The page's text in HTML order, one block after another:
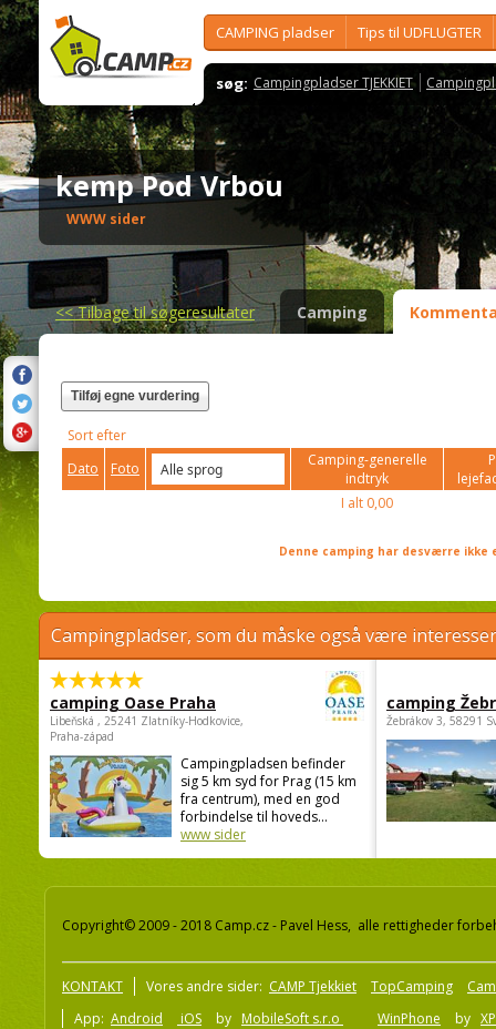
CAMPING pladser Tips til UDFLUGTER
søg: Campingpladser TJEKKIET
kemp Pod Vrbou
WWW sider
<<Tilbage til søgeresultater Camping
Tilføj egne vurdering
Sort efter
Dato
Foto
Camping-generelle
indtryk
I alt 0,00
Denne camping har desværre
Campingpladser, som du måske også være
camping Oase Praha
Libeňská , 25241 Zlatníky-Hodkovice,
Praha-západ
Campingpladsen befinder
sig 5 km syd for Prag (15 km
fra centrum), med en god
forbindelse til hoveds...
www sider
camping
Žebrákov 3, 58291
Copyright© 2009 - 2018 Camp.cz - Pavel Hess, alle rettigheder
KONTAKT Vores andre sider: CAMP Tjekkiet TopCamping
App: Android iOS by MobileSoft s.r.o WinPhone by